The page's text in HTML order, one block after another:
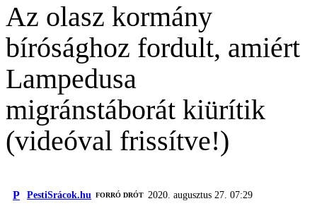
Az olasz kormány
bírósághoz fordult, amiért
Lampedusa
migránstáborát kiürítik
(videóval frissítve!)
P PestiSrácok.hu FORRÓ DRÓT 2020. augusztus 27. 07:29